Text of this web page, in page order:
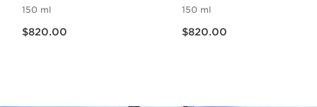
150 ml
$820.00
150 ml
$820.00